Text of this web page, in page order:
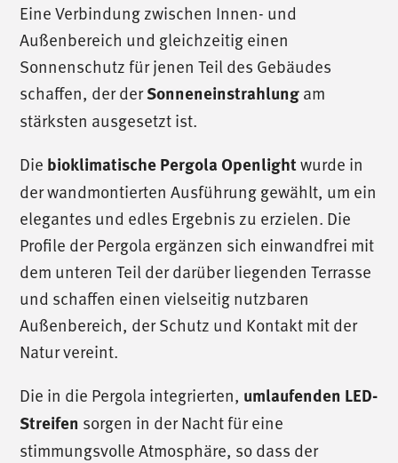
Eine Verbindung zwischen Innen- und
Außenbereich und gleichzeitig einen
Sonnenschutz für jenen Teil des Gebäudes
schaffen, der derSonneneinstrahlungam
stärksten ausgesetzt ist.
Die bioklimatische Pergola Openlightwurde in
der wandmontierten Ausführung gewählt, um ein
elegantes und edles Ergebnis zu erzielen. Die
Profile der Pergola ergänzen sich einwandfrei mit
dem unteren Teil der darüber liegenden Terrasse
und schaffen einen vielseitig nutzbaren
Außenbereich, der Schutz und Kontakt mit der
Natur vereint.
Die in die Pergola integrierten, umlaufenden LED-
Streifen sorgen in der Nacht für eine
stimmungsvolle Atmosphäre, so dass der